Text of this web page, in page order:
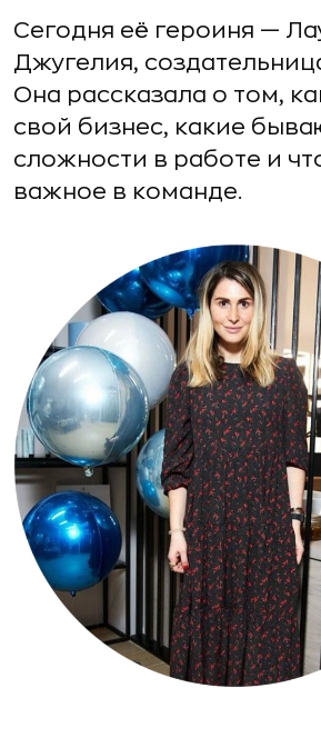
Сегодня её героиня —
Джугелия,
Она рассказала о том,
свой бизнес, какие
сложности в работе и
важное в команде.